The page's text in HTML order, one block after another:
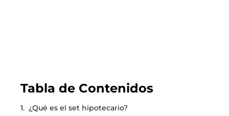
Tabla de Contenidos
¿Qué es el set hipotecario?